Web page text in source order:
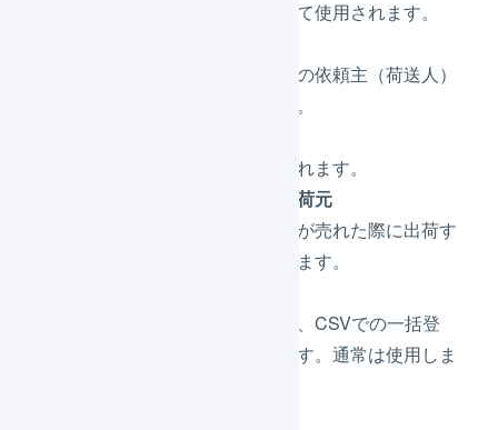
店舗表示名として使用されます。
配送会社送り状の依頼主（荷送人）
に使用されます。
納品書に記載されます。
デフォルトの出荷元
この店舗で商品が売れた際に出荷す
る倉庫を選択します。
店舗をまたいだ、CSVでの一括登
録時に使用します。通常は使用しま